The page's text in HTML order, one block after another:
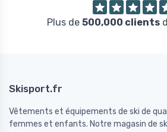
Plus de 500,000 clients
Skisport.fr
Vêtements et équipements de ski de
femmes et enfants. Notre magasin de